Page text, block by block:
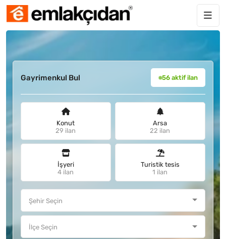
Gayrimenkul Bul 56 aktif ilan
Konut
29 ilan
Arsa
22 ilan
İşyeri
4 ilan
Turistik tesis
1 ilan